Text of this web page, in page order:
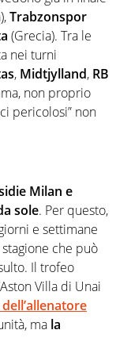
Trabzonspor
(Grecia). Tra le
nei turni
, Midtjylland, RB
non proprio
pericolosi” non
Milan e
sole. Per questo,
e settimane
che può
Il trofeo
Villa di Unai
dell’allenatore
ma la